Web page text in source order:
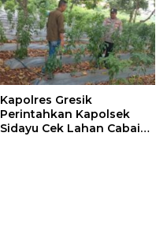
Kapolres Gresik
Perintahkan Kapolsek
Sidayu Cek Lahan Cabai